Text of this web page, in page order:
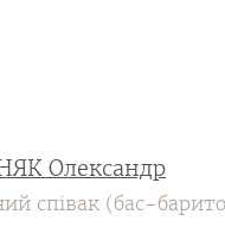
Олександр
співак (бас-